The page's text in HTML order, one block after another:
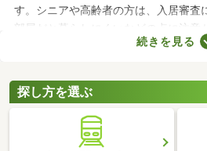
す。シニアや高齢者の方は、入居審査
部屋だと暮らしにくいなどの点に注意
者向けの物件はバリアフリー仕様が多
めにも、お気に入りの物件を見つけて
続きを見る
探し方を選ぶ